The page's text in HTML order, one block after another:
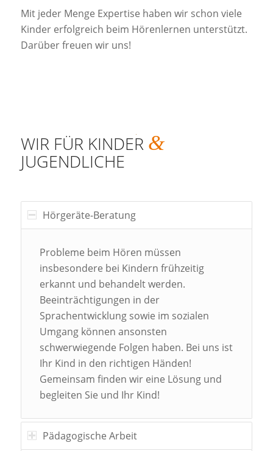
Mit jeder Menge Expertise haben wir schon viele
Kinder erfolgreich beim Hörenlernen unterstützt.
Darüber freuen wir uns!
WIR FÜR KINDER &
JUGENDLICHE
Hörgeräte-Beratung
Probleme beim Hören müssen
insbesondere bei Kindern frühzeitig
erkannt und behandelt werden.
Beeinträchtigungen in der
Sprachentwicklung sowie im sozialen
Umgang können ansonsten
schwerwiegende Folgen haben. Bei uns ist
Ihr Kind in den richtigen Händen!
Gemeinsam finden wir eine Lösung und
begleiten Sie und Ihr Kind!
Pädagogische Arbeit